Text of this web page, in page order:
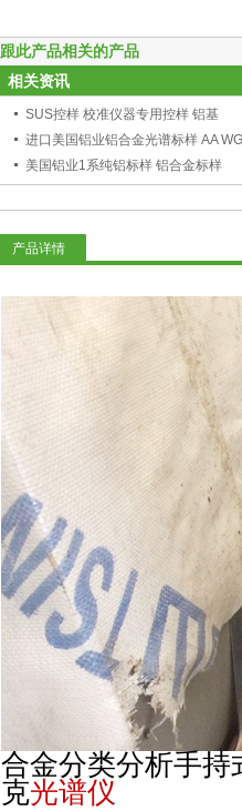
跟此产品相关的产品
相关资讯
SUS控样 校准仪器专用控样 铝基
进口美国铝业铝合金光谱标样 AA
美国铝业1系纯铝标样 铝合金标样
产品详情
合金分类分析手持
克光谱仪